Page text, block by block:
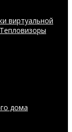
виртуальной
Тепловизоры
дома